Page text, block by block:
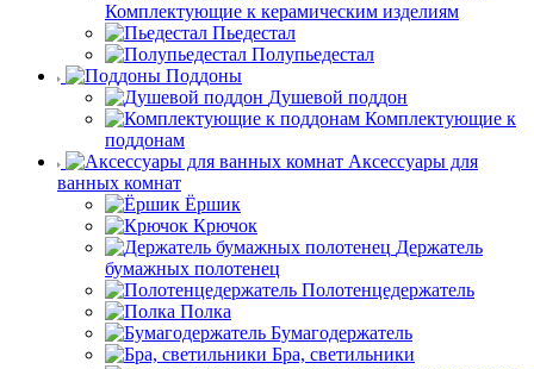
Комплектующие к керамическим изделиям
Пьедестал
Полупьедестал
Поддоны
Душевой поддон
Комплектующие к
поддонам
Аксессуары для
ванных комнат
Ёршик
Крючок
Держатель
бумажных полотенец
Полотенцедержатель
Полка
Бумагодержатель
Бра, светильники